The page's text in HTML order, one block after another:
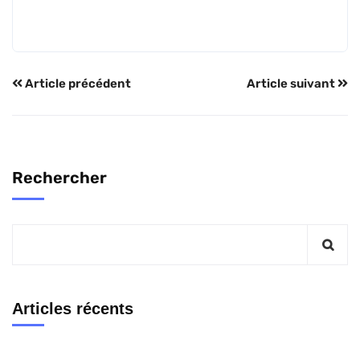
Article précédent Article suivant
Rechercher
Articles récents